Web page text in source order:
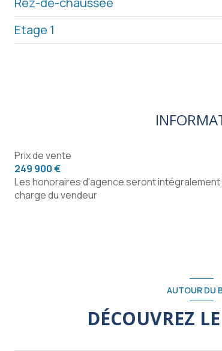
SOUS-SOL
chambre
salle de bain
WC
Etage 1
Prix de vente
249 900 €
Les honoraires d'agence seront intégralement
charge du vendeur
AUTOUR DU
DÉCOUVREZ